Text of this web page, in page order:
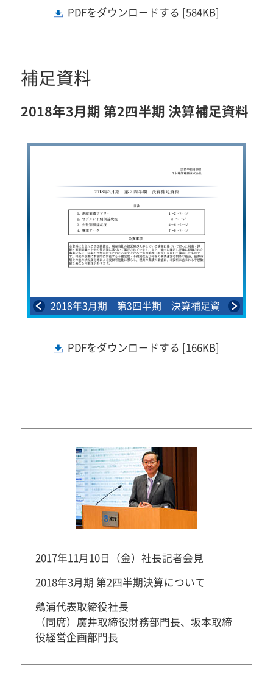
結）1
PDFをダウンロードする [584KB]
補足資料
2018年3月期 第2四半期 決算補足資料
2018年3月期 第3四半期 決算補足資
PDFをダウンロードする [166KB]
2017年11月10日（金）社長記者会見
2018年3月期 第2四半期決算について
鵜浦代表取締役社長
（同席）廣井取締役財務部門長、坂本取締
役経営企画部門長